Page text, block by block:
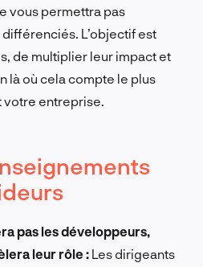
vous permettra pas
L’objectif est
de multiplier leur impact et
là où cela compte le plus
entreprise.
pas les développeurs,
leur rôle : Les dirigeants